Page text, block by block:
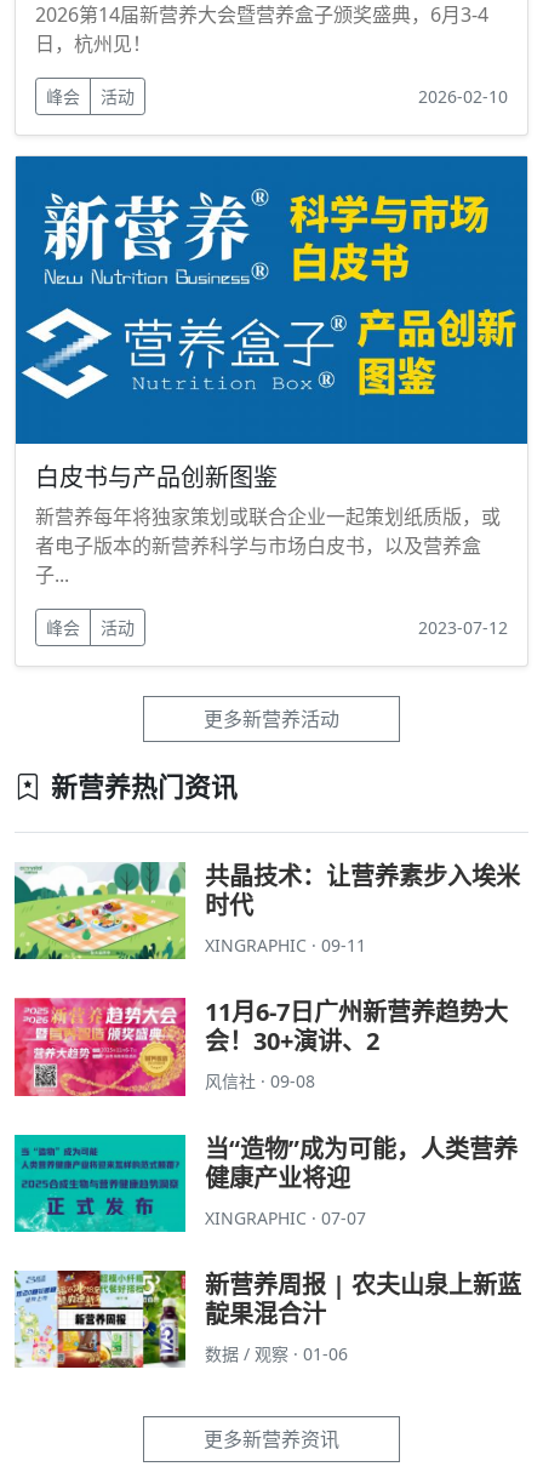
2026第14届新营养大会暨营养盒子颁奖盛典，6月3-4
日，杭州见！
峰会 活动 2026-02-10
白皮书与产品创新图鉴
新营养每年将独家策划或联合企业一起策划纸质版，或
者电子版本的新营养科学与市场白皮书，以及营养盒
子...
峰会 活动 2023-07-12
更多新营养活动
新营养热门资讯
共晶技术：让营养素步入埃米
时代
XINGRAPHIC · 09-11
11月6-7日广州新营养趋势大
会！30+演讲、2
风信社 · 09-08
当“造物”成为可能，人类营养
健康产业将迎
XINGRAPHIC · 07-07
新营养周报 | 农夫山泉上新蓝
靛果混合汁
数据 / 观察 · 01-06
更多新营养资讯